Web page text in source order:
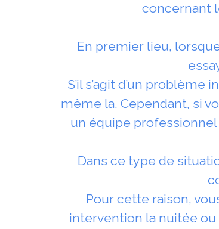
concernant
En premier lieu,
S’il s’agit d’un
même la. Cependant, si
un équipe
Dans ce type de
Pour cette raison,
intervention la nuitée ou